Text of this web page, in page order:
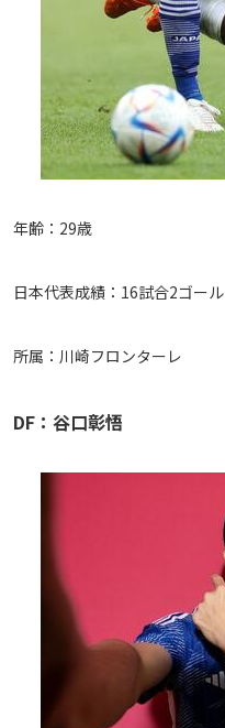
年齢：29歳
日本代表成績：16試合2ゴール
所属：川崎フロンターレ
DF：谷口彰悟